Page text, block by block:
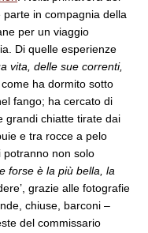
in compagnia della
per un viaggio
Di quelle esperienze
vita, delle sue correnti,
come ha dormito sotto
fango; ha cercato di
grandi chiatte tirate dai
e tra rocce a pelo
potranno non solo
forse è la più bella, la
grazie alle fotografie
chiuse, barconi –
del commissario